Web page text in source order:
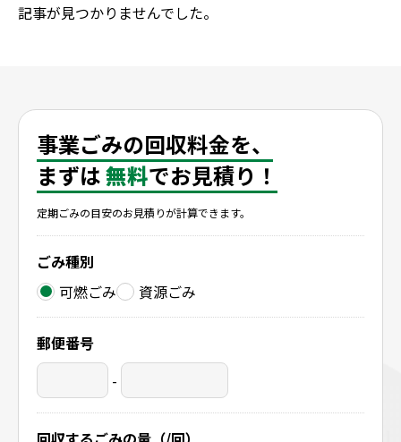
記事が見つかりませんでした。
事業ごみの回収料金を、
まずは無料でお見積り！
定期ごみの目安のお見積りが計算できます。
ごみ種別
可燃ごみ
資源ごみ
郵便番号
-